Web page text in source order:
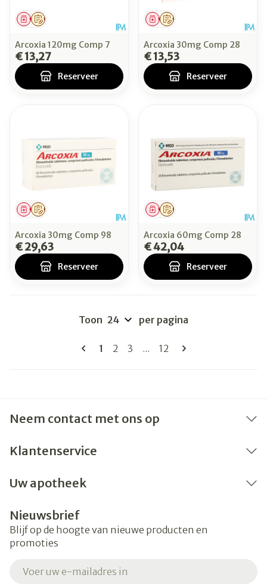
Op voorschrift
Geneesmiddel
Arcoxia 120mg Comp 7
€ 13,27
Reserveer
Op voorschrift
Geneesmiddel
Arcoxia 30mg Comp 28
€ 13,53
Reserveer
Op voorschrift
Geneesmiddel
Arcoxia 30mg Comp 98
€ 29,63
Reserveer
Op voorschrift
Geneesmiddel
Arcoxia 60mg Comp 28
€ 42,04
Reserveer
Pagina's
U lees momenteel pagina
1 Pagina
2 Pagina
3 ... Pagina
12
Toon per pagina
Neem contact met ons op
Klantenservice
Uw apotheek
Nieuwsbrief
Blijf op de hoogte van nieuwe producten en
promoties